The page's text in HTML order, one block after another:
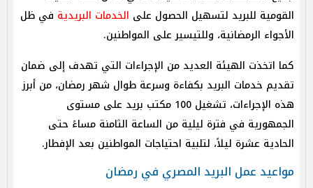
القومية للبريد لتسهيل الحصول على الخدمات البريدية في ظل
الأجواء الرمضانية، وللتيسير على المواطنين.
كما اتخذت الهيئة العديد من الإجراءات التي تهدف إلى ضمان
تقديم خدمات البريد بكفاءة وسرعة طوال شهر رمضان، من أبرز
هذه الإجراءات، تشغيل 100 مكتب بريد على مستوى
الجمهورية في فترة ليلية من الساعة الثامنة مساءً حتى
الحادية عشرة ليلاً، لتلبية احتياجات المواطنين بعد الإفطار.
مواعيد عمل البريد المصري في رمضان